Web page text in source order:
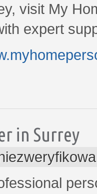
visit My
expert
in Surrey